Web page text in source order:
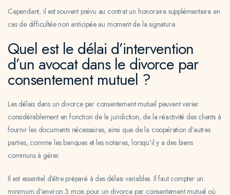
Cependant, il est souvent prévu au contrat un honoraire supplémentaire en
cas de difficultée non anticipée au moment de la signature.
Quel est le délai d’intervention
d’un avocat dans le divorce par
consentement mutuel ?
Les délais dans un divorce par consentement mutuel peuvent varier
considérablement en fonction de la juridiction, de la réactivité des clients à
fournir les documents nécessaires, ainsi que de la coopération d’autres
parties, comme les banques et les notaires, lorsqu’il y a des biens
communs à gérer.
Il est essentiel d’être préparé à des délais variables. Il faut compter un
minimum d’environ 3 mois pour un divorce par consentement mutuel où